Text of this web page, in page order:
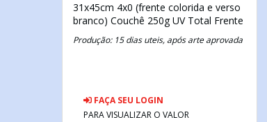
31x45cm 4x0 (frente colorida e verso
branco) Couchê 250g UV Total Frente
Produção: 15 dias uteis, após arte aprovada
FAÇA SEU LOGIN
PARA VISUALIZAR O VALOR